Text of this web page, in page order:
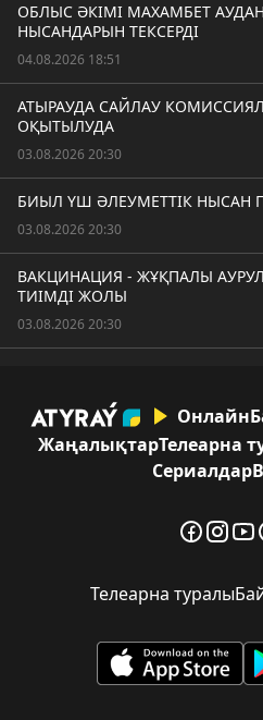
ОБЛЫС ӘКІМІ МАХАМБЕТ
НЫСАНДАРЫН ТЕКСЕРДІ
04.08.2026 18:51
АТЫРАУДА САЙЛАУ
ОҚЫТЫЛУДА
03.08.2026 20:30
БИЫЛ ҮШ ӘЛЕУМЕТТІК НЫСАН
03.08.2026 20:30
ВАКЦИНАЦИЯ - ЖҰҚПАЛЫ
ТИІМДІ ЖОЛЫ
03.08.2026 20:30
Онлайн
ЖаңалықтарТелеарна
Сериалдар
Телеарна туралы